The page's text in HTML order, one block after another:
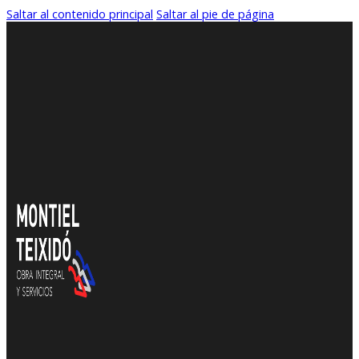
Saltar al contenido principal Saltar al pie de página